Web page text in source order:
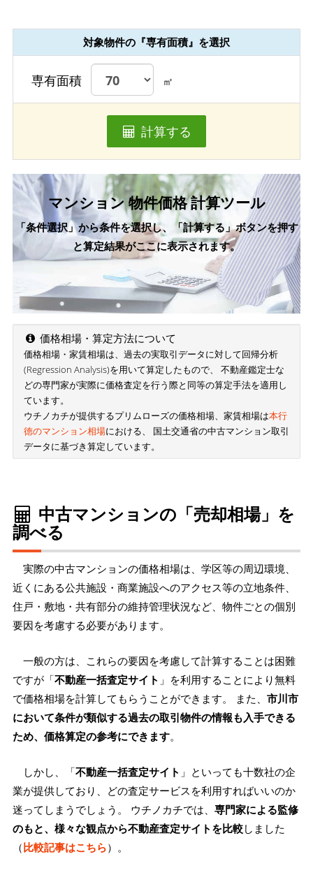
対象物件の『専有面積』を選択
専有面積 ㎡
計算する
マンション 物件価格 計算ツール
「条件選択」から条件を選択し、「計算する」ボタンを押す
と算定結果がここに表示されます。
価格相場・算定方法について
価格相場・家賃相場は、過去の実取引データに対して回帰分析
(Regression Analysis)を用いて算定したもので、 不動産鑑定士な
どの専門家が実際に価格査定を行う際と同等の算定手法を適用し
ています。
ウチノカチが提供するプリムローズの価格相場、家賃相場は本行
徳のマンション相場における、 国土交通省の中古マンション取引
データに基づき算定しています。
中古マンションの「売却相場」を
調べる
実際の中古マンションの価格相場は、学区等の周辺環境、
近くにある公共施設・商業施設へのアクセス等の立地条件、
住戸・敷地・共有部分の維持管理状況など、物件ごとの個別
要因を考慮する必要があります。
一般の方は、これらの要因を考慮して計算することは困難
ですが「不動産一括査定サイト 」を利用することにより無料
で価格相場を計算してもらうことができます。 また、 市川市
において条件が類似する過去の取引物件の情報も入手できる
ため、価格算定の参考にできます。
しかし、「不動産一括査定サイト 」といっても十数社の企
業が提供しており、どの査定サービスを利用すればいいのか
迷ってしまうでしょう。 ウチノカチでは、 専門家による監修
のもと、様々な観点から不動産査定サイトを比較しました
（比較記事はこちら）。